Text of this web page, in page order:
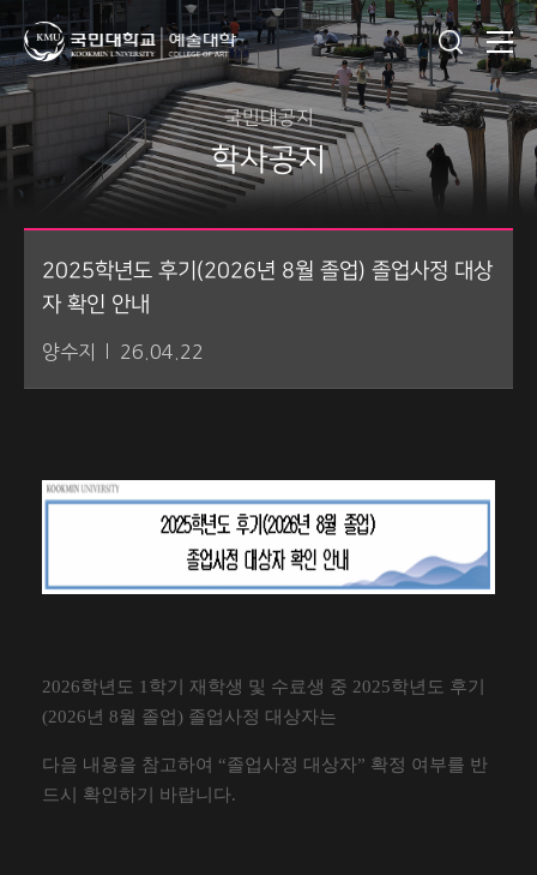
국민대공지
학사공지
2025학년도 후기(2026년 8월 졸업) 졸업사정 대상
자 확인 안내
양수지 26.04.22
2026학년도 1 학기 재학생 및 수료생 중 2025학년도 후기
(2026년 8월 졸업) 졸업사정 대상자는
다음 내용을 참고하여 “졸업사정 대상자” 확정 여부를 반
드시 확인하기 바랍니다.